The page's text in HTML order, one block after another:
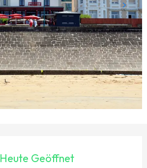
Heute Geöffnet